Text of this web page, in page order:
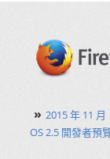
» 2015 年 11 月
OS 2.5 開發者預